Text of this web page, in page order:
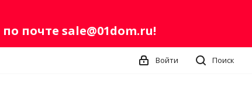
почте sale@01dom.ru!
Поиск
Войти